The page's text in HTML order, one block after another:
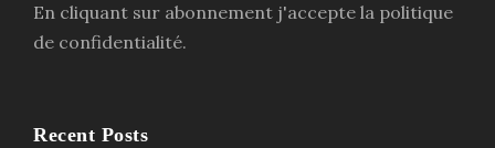
En cliquant sur abonnement j'accepte la politique
de confidentialité.
Recent Posts